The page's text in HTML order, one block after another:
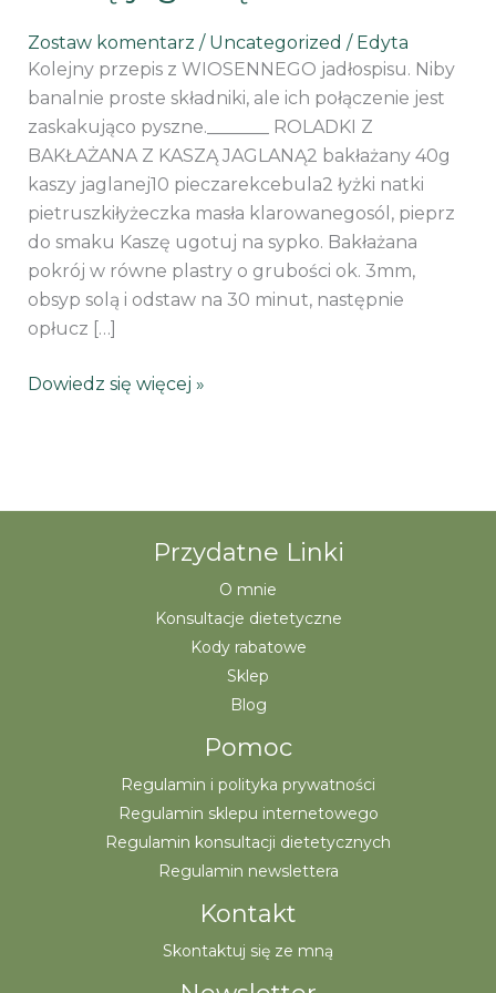
Zostaw komentarz / Uncategorized / Edyta
Kolejny przepis z WIOSENNEGO jadłospisu. Niby
banalnie proste składniki, ale ich połączenie jest
zaskakująco pyszne._______ ROLADKI Z
BAKŁAŻANA Z KASZĄ JAGLANĄ2 bakłażany 40g
kaszy jaglanej10 pieczarekcebula2 łyżki natki
pietruszkiłyżeczka masła klarowanegosól, pieprz
do smaku Kaszę ugotuj na sypko. Bakłażana
pokrój w równe plastry o grubości ok. 3mm,
obsyp solą i odstaw na 30 minut, następnie
opłucz […]
Dowiedz się więcej »
Przydatne Linki
O mnie
Konsultacje dietetyczne
Kody rabatowe
Sklep
Blog
Pomoc
Regulamin i polityka prywatności
Regulamin sklepu internetowego
Regulamin konsultacji dietetycznych
Regulamin newslettera
Kontakt
Skontaktuj się ze mną